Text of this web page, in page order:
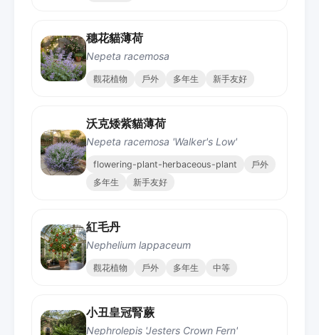
穗花貓薄荷
Nepeta racemosa
觀花植物 戶外 多年生 新手友好
沃克矮紫貓薄荷
Nepeta racemosa 'Walker's Low'
flowering-plant-herbaceous-plant
戶外
多年生
新手友好
紅毛丹
Nephelium lappaceum
觀花植物 戶外 多年生 中等
小丑皇冠腎蕨
Nephrolepis 'Jesters Crown Fern'